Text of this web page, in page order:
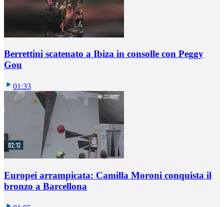
Berrettini scatenato a Ibiza in consolle con Peggy
Gou
01:33
Europei arrampicata: Camilla Moroni conquista il
bronzo a Barcellona